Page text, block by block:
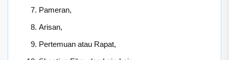
Pameran,
Arisan,
Pertemuan atau Rapat,